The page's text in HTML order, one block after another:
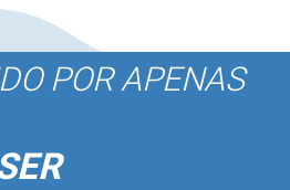
POR APENAS